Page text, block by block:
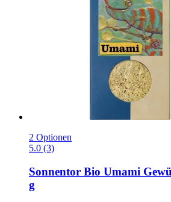
2 Optionen
5.0 (3)
Sonnentor Bio Umami
g